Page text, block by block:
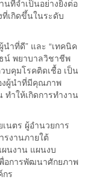
ที่จำเป็นอย่างยิ่งต่อ
เกิดขึ้นในระดับ
ำที่ดี” และ “เทคนิค
น์ พยาบาลวิชาชีพ
บคุมโรคติดเชื้อ เป็น
งผู้นำที่มีคุณภาพ
ำให้เกิดการทำงาน
นตร ผู้อำนวยการ
รงานภายใต้
นงาน แผนงบ
อการพัฒนาศักยภาพ
กร